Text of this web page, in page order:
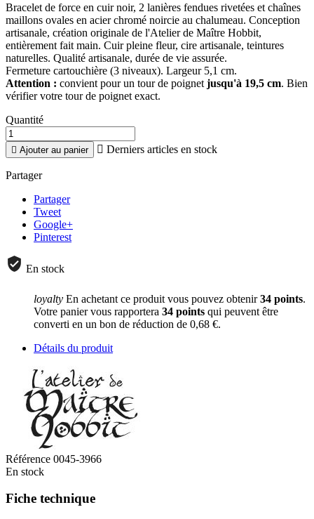
Bracelet de force en cuir noir, 2 lanières fendues rivetées et chaînes
maillons ovales en acier chromé noircie au chalumeau. Conception
artisanale, création originale de l'Atelier de Maître Hobbit,
entièrement fait main. Cuir pleine fleur, cire artisanale, teintures
naturelles. Qualité artisanale, durée de vie assurée.
Fermeture cartouchière (3 niveaux). Largeur 5,1 cm.
Attention : convient pour un tour de poignet jusqu'à 19,5 cm. Bien
vérifier votre tour de poignet exact.
Quantité
 Ajouter au panier  Derniers articles en stock
Partager
Partager
Tweet
Google+
Pinterest
En stock
loyalty En achetant ce produit vous pouvez obtenir34 points.
Votre panier vous rapportera 34 points qui peuvent être
converti en un bon de réduction de 0,68 €.
Détails du produit
Référence 0045-3966
En stock
Fiche technique